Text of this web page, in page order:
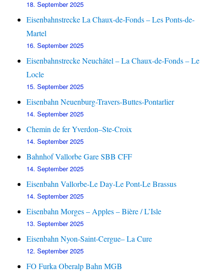
18. September 2025
Eisenbahnstrecke La Chaux-de-Fonds – Les Ponts-de-
Martel
16. September 2025
Eisenbahnstrecke Neuchâtel – La Chaux-de-Fonds – Le
Locle
15. September 2025
Eisenbahn Neuenburg-Travers-Buttes-Pontarlier
14. September 2025
Chemin de fer Yverdon–Ste-Croix
14. September 2025
Bahnhof Vallorbe Gare SBB CFF
14. September 2025
Eisenbahn Vallorbe-Le Day-Le Pont-Le Brassus
14. September 2025
Eisenbahn Morges – Apples – Bière / L’Isle
13. September 2025
Eisenbahn Nyon-Saint-Cergue– La Cure
12. September 2025
FO Furka Oberalp Bahn MGB